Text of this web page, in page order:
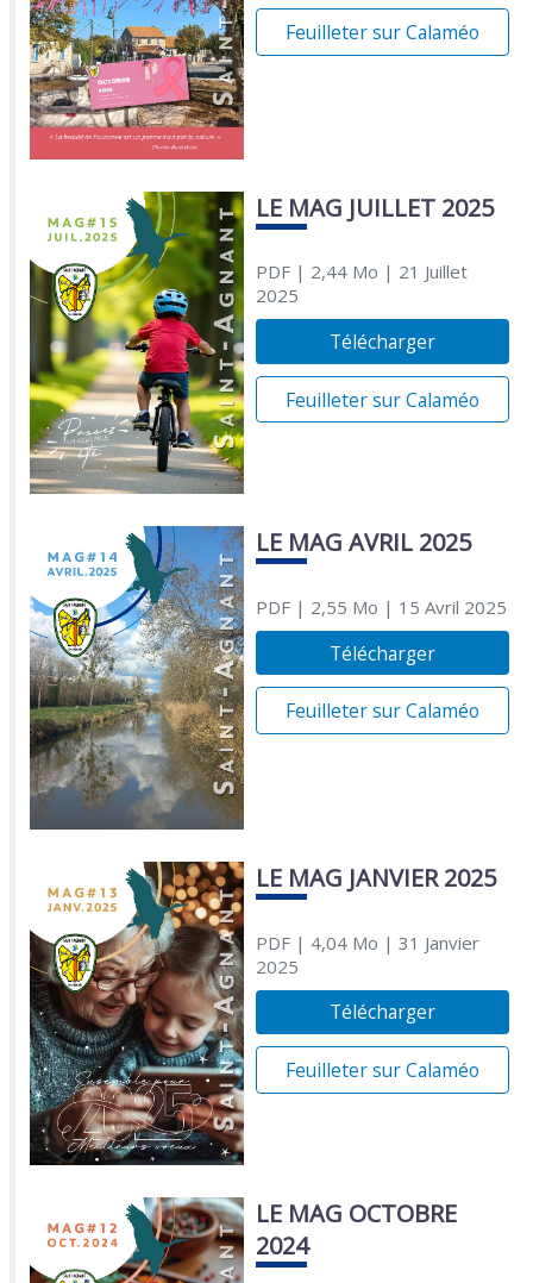
Feuilleter sur Calaméo
LE MAG JUILLET 2025
PDF| 2,44 Mo | 21 Juillet
2025
Télécharger
Feuilleter sur Calaméo
LE MAG AVRIL 2025
PDF| 2,55 Mo | 15 Avril 2025
Télécharger
Feuilleter sur Calaméo
LE MAG JANVIER 2025
PDF| 4,04 Mo | 31 Janvier
2025
Télécharger
Feuilleter sur Calaméo
LE MAG OCTOBRE
2024